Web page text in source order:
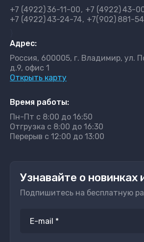
+7 (4922)36-11-00 +7 (4922)43-
+7 (4922)43-24-74 +7(902) 881-
Адрес:
Россия, 600005, г. Владимир, ул.
д.9, офис 1
Открыть карту
Время работы:
Пн-Пт с 8:00 до 16:50
Отгрузка с 8:00 до 16:30
Перерыв с 12:00 до 13:00
Узнавайте о новинках
Подпишитесь на бесплатную